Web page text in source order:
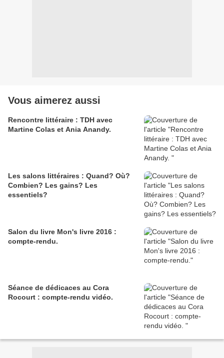
Vous aimerez aussi
Rencontre littéraire : TDH avec
Martine Colas et Ania Anandy.
Les salons littéraires : Quand? Où?
Combien? Les gains? Les
essentiels?
Salon du livre Mon's livre 2016 :
compte-rendu.
Séance de dédicaces au Cora
Rocourt : compte-rendu vidéo.